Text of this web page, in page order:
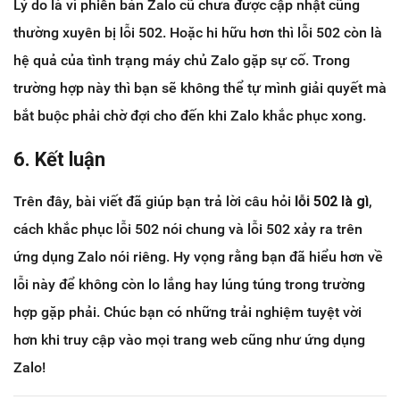
Lý do là vì phiên bản Zalo cũ chưa được cập nhật cũng
thường xuyên bị lỗi 502. Hoặc hi hữu hơn thì lỗi 502 còn là
hệ quả của tình trạng máy chủ Zalo gặp sự cố. Trong
trường hợp này thì bạn sẽ không thể tự mình giải quyết mà
bắt buộc phải chờ đợi cho đến khi Zalo khắc phục xong.
6. Kết luận
Trên đây, bài viết đã giúp bạn trả lời câu hỏi lỗi 502 là gì,
cách khắc phục lỗi 502 nói chung và lỗi 502 xảy ra trên
ứng dụng Zalo nói riêng. Hy vọng rằng bạn đã hiểu hơn về
lỗi này để không còn lo lắng hay lúng túng trong trường
hợp gặp phải. Chúc bạn có những trải nghiệm tuyệt vời
hơn khi truy cập vào mọi trang web cũng như ứng dụng
Zalo!